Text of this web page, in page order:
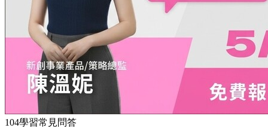
104學習常見問答